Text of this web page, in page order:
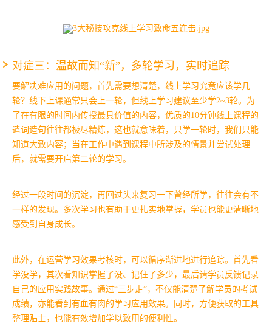
对症三：温故而知“新”，多轮学习，实时追踪
要解决难应用的问题，首先需要想清楚，线上学习究竟应该学几
轮？线下上课通常只会上一轮，但线上学习建议至少学2~3轮。为
了在有限的时间内传授最具价值的内容，优质的10分钟线上课程的
遣词造句往往都极尽精炼，这也就意味着，只学一轮时，我们只能
知道大致内容；当在工作中遇到课程中所涉及的情景并尝试处理
后，就需要开启第二轮的学习。
经过一段时间的沉淀，再回过头来复习一下曾经所学，往往会有不
一样的发现。多次学习也有助于更扎实地掌握，学员也能更清晰地
感受到自身成长。
此外，在运营学习效果考核时，可以循序渐进地进行追踪。首先看
学没学，其次看知识掌握了没、记住了多少，最后请学员反馈记录
自己的应用实践故事。通过“三步走”，不仅能清楚了解学员的考试
成绩，亦能看到有血有肉的学习应用效果。同时，方便获取的工具
整理贴士，也能有效增加学以致用的便利性。